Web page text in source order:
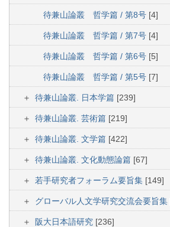
待兼山論叢 哲学篇 / 第8号 [4]
待兼山論叢 哲学篇 / 第7号 [4]
待兼山論叢 哲学篇 / 第6号 [5]
待兼山論叢 哲学篇 / 第5号 [7]
待兼山論叢. 日本学篇 [239]
待兼山論叢. 芸術篇 [219]
待兼山論叢. 文学篇 [422]
待兼山論叢. 文化動態論篇 [67]
若手研究者フォーラム要旨集 [149]
グローバル人文学研究交流会要旨集
阪大日本語研究 [236]